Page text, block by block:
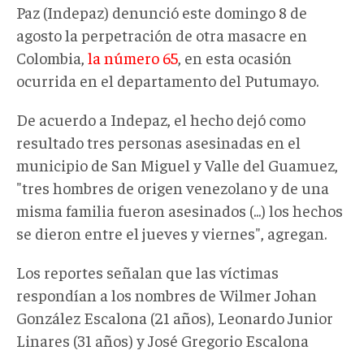
Paz (Indepaz) denunció este domingo 8 de
agosto la perpetración de otra masacre en
Colombia, la número 65 , en esta ocasión
ocurrida en el departamento del Putumayo.
De acuerdo a Indepaz, el hecho dejó como
resultado tres personas asesinadas en el
municipio de San Miguel y Valle del Guamuez,
"tres hombres de origen venezolano y de una
misma familia fueron asesinados (...) los hechos
se dieron entre el jueves y viernes", agregan.
Los reportes señalan que las víctimas
respondían a los nombres de Wilmer Johan
González Escalona (21 años), Leonardo Junior
Linares (31 años) y José Gregorio Escalona